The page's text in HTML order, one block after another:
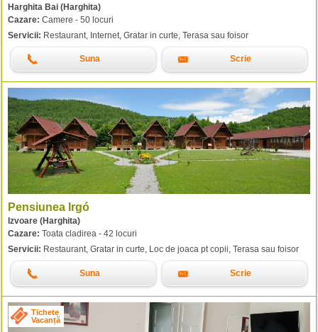
Harghita Bai (Harghita)
Cazare: Camere - 50 locuri
Servicii: Restaurant, Internet, Gratar in curte, Terasa sau foisor
Suna Scrie
Pensiunea Irgó
Izvoare (Harghita)
Cazare: Toata cladirea - 42 locuri
Servicii: Restaurant, Gratar in curte, Loc de joaca pt copii, Terasa sau foisor
Suna Scrie
Tichete
Vacanță